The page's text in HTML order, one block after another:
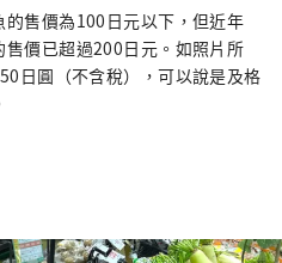
售價為100日元以下，但近年
價已超過200日元。如照片所
日圓（不含稅），可以說是及格